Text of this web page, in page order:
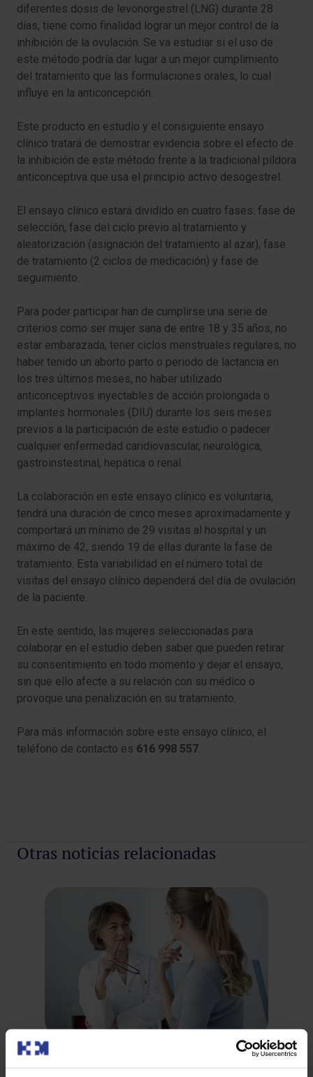
diferentes dosis de levonorgestrel (LNG) durante 28
días, tiene como finalidad lograr un mejor control de la
inhibición de la ovulación. Se va estudiar si el uso de
este método podría dar lugar a un mejor cumplimiento
del tratamiento que las formulaciones orales, lo cual
influye en la anticoncepción.
Este producto en estudio y el consiguiente ensayo
clínico tratará de demostrar evidencia sobre el efecto de
la inhibición de este método frente a la tradicional píldora
anticonceptiva que usa el principio activo desogestrel.
El ensayo clínico estará dividido en cuatro fases: fase de
selección, fase del ciclo previo al tratamiento y
aleatorización (asignación del tratamiento al azar), fase
de tratamiento (2 ciclos de medicación) y fase de
seguimiento.
Para poder participar han de cumplirse una serie de
criterios como ser mujer sana de entre 18 y 35 años, no
estar embarazada, tener ciclos menstruales regulares, no
haber tenido un aborto parto o periodo de lactancia en
los tres últimos meses, no haber utilizado
anticonceptivos inyectables de acción prolongada o
implantes hormonales (DIU) durante los seis meses
previos a la participación de este estudio o padecer
cualquier enfermedad caridiovascular, neurológica,
gastroinstestinal, hepática o renal.
La colaboración en este ensayo clínico es voluntaria,
tendrá una duración de cinco meses aproximadamente y
comportará un mínimo de 29 visitas al hospital y un
máximo de 42, siendo 19 de ellas durante la fase de
tratamiento. Esta variabilidad en el número total de
visitas del ensayo clínico dependerá del día de ovulación
de la paciente.
En este sentido, las mujeres seleccionadas para
colaborar en el estudio deben saber que pueden retirar
su consentimiento en todo momento y dejar el ensayo,
sin que ello afecte a su relación con su médico o
provoque una penalización en su tratamiento.
Para más información sobre este ensayo clínico, el
teléfono de contacto es 616 998 557.
Otras noticias relacionadas
Primera visita al ginecólogo, ¿cuándo?